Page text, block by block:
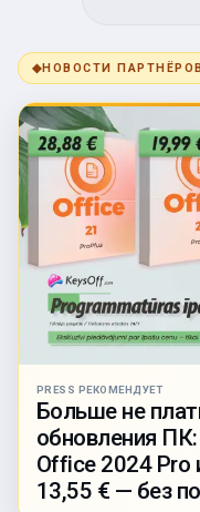
◆НОВОСТИ ПАРТНЁРОВ
PRESS РЕКОМЕНДУЕТ
Больше не
обновления
Office 2024 Pro
13,55 € — без